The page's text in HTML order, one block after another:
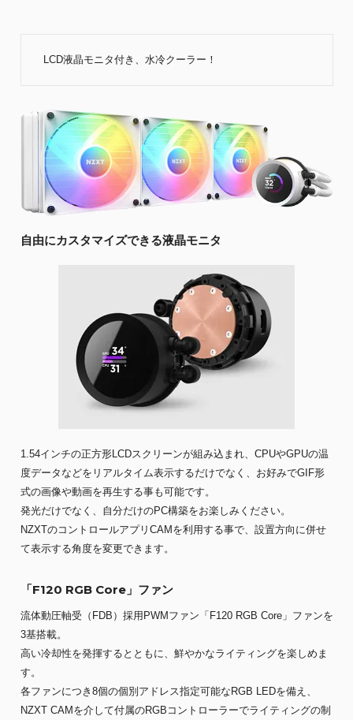
LCD液晶モニタ付き、水冷クーラー！
自由にカスタマイズできる液晶モニタ
1.54インチの正方形LCDスクリーンが組み込まれ、CPUやGPUの温
度データなどをリアルタイム表示するだけでなく、お好みでGIF形
式の画像や動画を再生する事も可能です。
発光だけでなく、自分だけのPC構築をお楽しみください。
NZXTのコントロールアプリCAMを利用する事で、設置方向に併せ
て表示する角度を変更できます。
「F120 RGB Core」ファン
流体動圧軸受（FDB）採用PWMファン「F120 RGB Core」ファンを
3基搭載。
高い冷却性を発揮するとともに、鮮やかなライティングを楽しめま
す。
各ファンにつき8個の個別アドレス指定可能なRGB LEDを備え、
NZXT CAMを介して付属のRGBコントローラーでライティングの制